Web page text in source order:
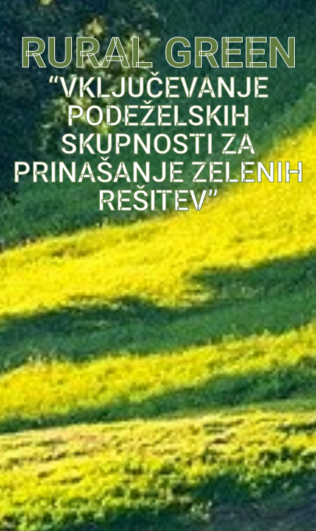
RURAL GREEN
“VKLJUČEVANJE
PODEŽELSKIH
SKUPNOSTI ZA
PRINAŠANJE ZELENIH
REŠITEV”